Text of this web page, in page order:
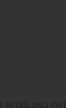
BERGLUND